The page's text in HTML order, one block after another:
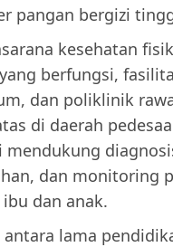
pangan bergizi
kesehatan
berfungsi,
dan poliklinik
di daerah
mendukung
dan monitoring
dan anak.
antara lama